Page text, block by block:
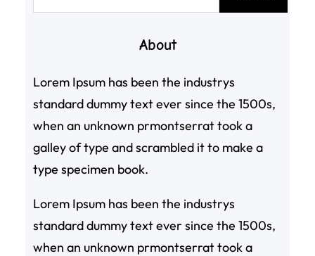
About
Lorem Ipsum has been the industrys
standard dummy text ever since the 1500s,
when an unknown prmontserrat took a
galley of type and scrambled it to make a
type specimen book.
Lorem Ipsum has been the industrys
standard dummy text ever since the 1500s,
when an unknown prmontserrat took a